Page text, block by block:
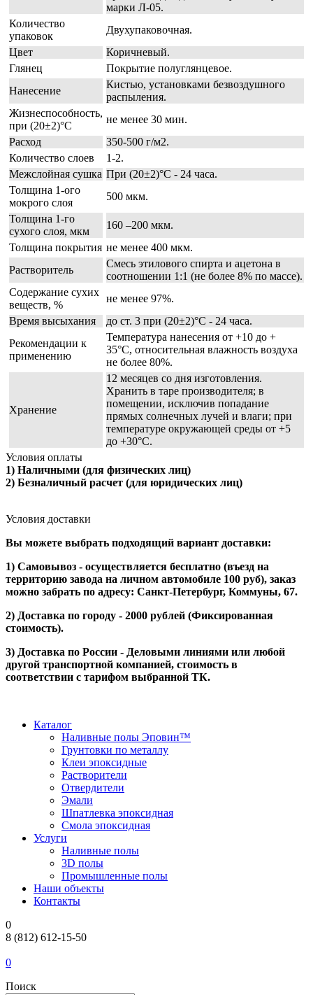
марки Л-05.
Количество
упаковок
Двухупаковочная.
Цвет
Коричневый.
Глянец
Покрытие полуглянцевое.
Нанесение
Кистью, установками безвоздушного
распыления.
Жизнеспособность,
при (20±2)°C
не менее 30 мин.
Расход
350-500 г/м2.
Количество слоев
1-2.
Межслойная сушка При (20±2)°С - 24 часа.
Толщина 1-ого
мокрого слоя
500 мкм.
Толщина 1-го
сухого слоя, мкм
160 –200 мкм.
Толщина покрытия не менее 400 мкм.
Растворитель
Смесь этилового спирта и ацетона в
соотношении 1:1 (не более 8% по массе).
Содержание сухих
веществ, %
не менее 97%.
Время высыхания
до ст. 3 при (20±2)°С - 24 часа.
Рекомендации к
применению
Температура нанесения от +10 до +
35°С, относительная влажность воздуха
не более 80%.
Хранение
12 месяцев со дня изготовления.
Хранить в таре производителя; в
помещении, исключив попадание
прямых солнечных лучей и влаги; при
температуре окружающей среды от +5
до +30°С.
Условия оплаты
1) Наличными (для физических лиц)
2) Безналичный расчет (для юридических лиц)
Условия доставки
Вы можете выбрать подходящий вариант доставки:
1) Cамовывоз - осуществляется бесплатно (въезд на
территорию завода на личном автомобиле 100 руб), заказ
можно забрать по адресу: Санкт-Петербург, Коммуны, 67.
2) Доставка по городу - 2000 рублей (Фиксированная
стоимость).
3) Доставка по России - Деловыми линиями или любой
другой транспортной компанией, стоимость в
соответствии с тарифом выбранной ТК.
Каталог
Наливные полы Эповин™
Грунтовки по металлу
Клеи эпоксидные
Растворители
Отвердители
Эмали
Шпатлевка эпоксидная
Смола эпоксидная
Услуги
Наливные полы
3D полы
Промышленные полы
Наши объекты
Контакты
0
8 (812) 612-15-50
0
Поиск